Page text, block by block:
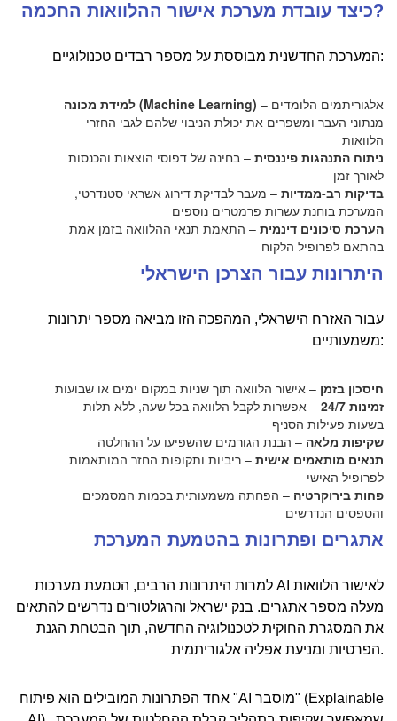
כיצד עובדת מערכת אישור ההלוואות החכמה?
המערכת החדשנית מבוססת על מספר רבדים טכנולוגיים:
למידת מכונה (Machine Learning) – אלגוריתמים הלומדים
מנתוני העבר ומשפרים את יכולת הניבוי שלהם לגבי החזרי
הלוואות
ניתוח התנהגות פיננסית – בחינה של דפוסי הוצאות והכנסות
לאורך זמן
בדיקות רב-ממדיות – מעבר לבדיקת דירוג אשראי סטנדרטי,
המערכת בוחנת עשרות פרמטרים נוספים
הערכת סיכונים דינמית – התאמת תנאי ההלוואה בזמן אמת
בהתאם לפרופיל הלקוח
היתרונות עבור הצרכן הישראלי
עבור האזרח הישראלי, המהפכה הזו מביאה מספר יתרונות
משמעותיים:
חיסכון בזמן – אישור הלוואה תוך שניות במקום ימים או שבועות
זמינות 24/7
– אפשרות לקבל הלוואה בכל שעה, ללא תלות
בשעות פעילות הסניף
שקיפות מלאה – הבנת הגורמים שהשפיעו על ההחלטה
תנאים מותאמים אישית – ריביות ותקופות החזר המותאמות
לפרופיל האישי
פחות בירוקרטיה – הפחתה משמעותית בכמות המסמכים
והטפסים הנדרשים
אתגרים ופתרונות בהטמעת המערכת
למרות היתרונות הרבים, הטמעת מערכות AI לאישור הלוואות
מעלה מספר אתגרים. בנק ישראל והרגולטורים נדרשים להתאים
את המסגרת החוקית לטכנולוגיה החדשה, תוך הבטחת הגנת
הפרטיות ומניעת אפליה אלגוריתמית.
אחד הפתרונות המובילים הוא פיתוח "AI מוסבר" (Explainable